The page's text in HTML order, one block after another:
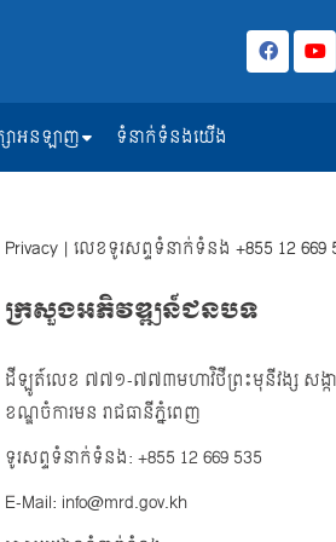
សាអនឡាញ ទំនាក់ទំនងយើង
Privacy | លេខទូរសព្ទទំនាក់ទំនង +855 12 669
ក្រសួងអភិវឌ្ឍន៍ជនបទ
ដីឡូត៍លេខ ៧៧១-៧៧៣មហាវិថីព្រះមុនីវង្ស សង្ក
ខណ្ឌចំការមន រាជធានីភ្នំពេញ
ទូរសព្ទទំនាក់ទំនង: +855 12 669 535
E-Mail: info@mrd.gov.kh